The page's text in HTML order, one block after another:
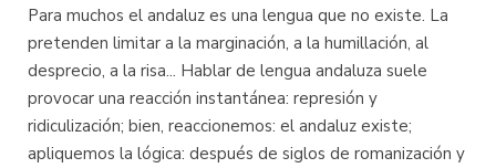
Para muchos el andaluz es una lengua que no existe. La
pretenden limitar a la marginación, a la humillación, al
desprecio, a la risa... Hablar de lengua andaluza suele
provocar una reacción instantánea: represión y
ridiculización; bien, reaccionemos: el andaluz existe;
apliquemos la lógica: después de siglos de romanización y